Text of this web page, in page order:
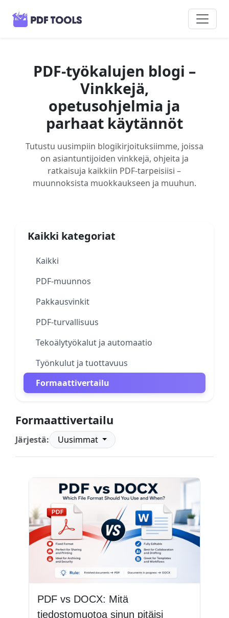
PDF-työkalujen blogi –
Vinkkejä,
opetusohjelmia ja
parhaat käytännöt
Tutustu uusimpiin blogikirjoituksiimme, joissa
on asiantuntijoiden vinkkejä, ohjeita ja
ratkaisuja kaikkiin PDF-tarpeisiisi –
muunnoksista muokkaukseen ja muuhun.
Kaikki kategoriat
Kaikki
PDF-muunnos
Pakkausvinkit
PDF-turvallisuus
Tekoälytyökalut ja automaatio
Työnkulut ja tuottavuus
Formaattivertailu
Formaattivertailu
Järjestä: Uusimmat
PDF vs DOCX: Mitä
tiedostomuotoa sinun pitäisi